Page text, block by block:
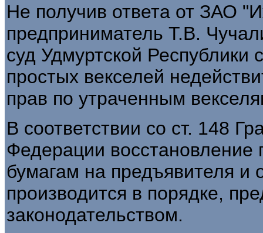
Не получив ответа от ЗАО
предприниматель Т.В.
суд Удмуртской Республики
простых векселей
прав по утраченным
В соответствии со ст. 148
Федерации
бумагам на предъявителя
производится в порядке,
законодательством.